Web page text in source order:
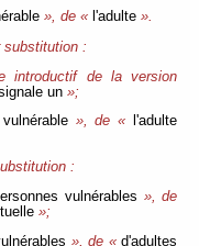
», de « l'adulte».
substitution :
introductif de la version
un »;
», de «
l'adulte
:
vulnérables », de
»;
», de «d'adultes